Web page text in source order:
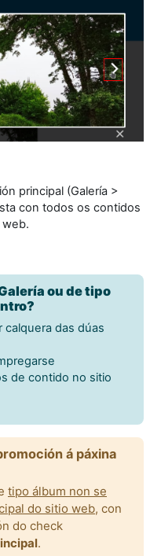
principal (Galería >
con todos os contidos
ou de tipo
das dúas
de contido no sitio
á páxina
tipo álbum non se
do sitio web, con
do check
.